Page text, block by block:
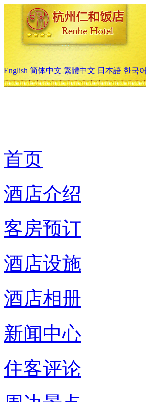
English 简体中文 繁體中文 日本語 한국어
首页
酒店介绍
客房预订
酒店设施
酒店相册
新闻中心
住客评论